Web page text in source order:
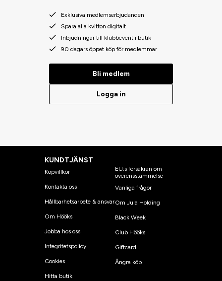
Exklusiva medlemserbjudanden
Spara alla kvitton digitalt
Inbjudningar till klubbevent i butik
90 dagars öppet köp för medlemmar
Bli medlem
Logga in
KUNDTJÄNST
Köpvillkor
Kontakta oss
Hållbarhetsarbete & ansvar
Om Hööks
Jobba hos oss
Integritetspolicy
Cookies
Hitta butik
EU:s försäkran om
överensstämmelse
Vanliga frågor
Om Jula Holding
Black Week
Club Hööks
Giftcard
Ångra köp